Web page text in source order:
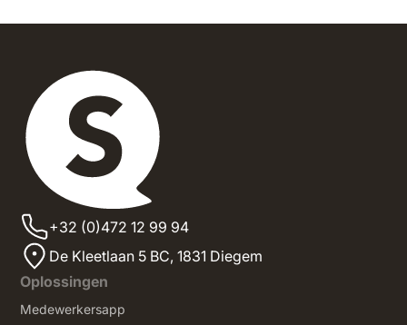
+32 (0)472 12 99 94
De Kleetlaan 5 BC, 1831 Diegem
Oplossingen
Medewerkersapp